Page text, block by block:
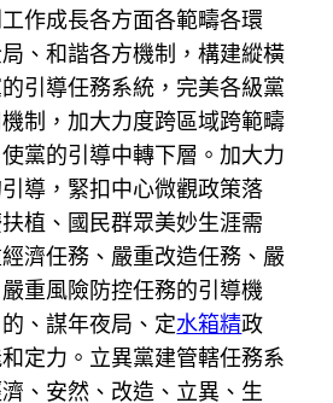
作成長各方面各範疇各環
、和諧各方機制，構建縱橫
引導任務系統，完美各級黨
制，加大力度跨區域跨範疇
黨的引導中轉下層。加大力
導，緊扣中心微觀政策落
植、國民群眾美妙生涯需
濟任務、嚴重改造任務、嚴
重風險防控任務的引導機
、謀年夜局、定水箱精政
定力。立異黨建管轄任務系
、安然、改造、立異、生